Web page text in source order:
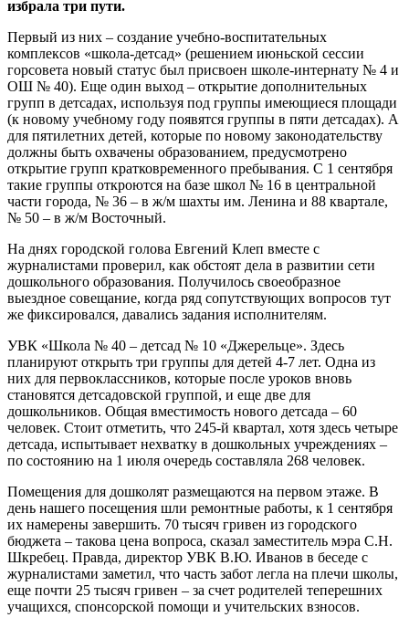
избрала три пути.
Первый из них – создание учебно-воспитательных
комплексов «школа-детсад» (решением июньской сессии
горсовета новый статус был присвоен школе-интернату № 4 и
ОШ № 40). Еще один выход – открытие дополнительных
групп в детсадах, используя под группы имеющиеся площади
(к новому учебному году появятся группы в пяти детсадах). А
для пятилетних детей, которые по новому законодательству
должны быть охвачены образованием, предусмотрено
открытие групп кратковременного пребывания. С 1 сентября
такие группы откроются на базе школ № 16 в центральной
части города, № 36 – в ж/м шахты им. Ленина и 88 квартале,
№ 50 – в ж/м Восточный.
На днях городской голова Евгений Клеп вместе с
журналистами проверил, как обстоят дела в развитии сети
дошкольного образования. Получилось своеобразное
выездное совещание, когда ряд сопутствующих вопросов тут
же фиксировался, давались задания исполнителям.
УВК «Школа № 40 – детсад № 10 «Джерельце». Здесь
планируют открыть три группы для детей 4-7 лет. Одна из
них для первоклассников, которые после уроков вновь
становятся детсадовской группой, и еще две для
дошкольников. Общая вместимость нового детсада – 60
человек. Стоит отметить, что 245-й квартал, хотя здесь четыре
детсада, испытывает нехватку в дошкольных учреждениях –
по состоянию на 1 июля очередь составляла 268 человек.
Помещения для дошколят размещаются на первом этаже. В
день нашего посещения шли ремонтные работы, к 1 сентября
их намерены завершить. 70 тысяч гривен из городского
бюджета – такова цена вопроса, сказал заместитель мэра С.Н.
Шкребец. Правда, директор УВК В.Ю. Иванов в беседе с
журналистами заметил, что часть забот легла на плечи школы,
еще почти 25 тысяч гривен – за счет родителей теперешних
учащихся, спонсорской помощи и учительских взносов.